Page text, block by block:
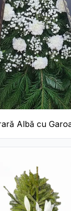
Albă cu